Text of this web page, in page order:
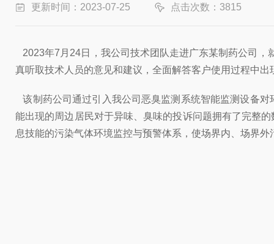
更新时间：2023-07-25 点击次数：3815
2023年7月24日，我公司技术团队走进广东某制药公司，
真听取技术人员的意见和建议，全面解答客户使用过程中
该制药公司通过引入我公司恶臭监测系统智能监测设备
能出现的周边居民对于异味、臭味的投诉问题拥有了完整
息技能的污染气体环境监控与预警体系，使场界内、场界